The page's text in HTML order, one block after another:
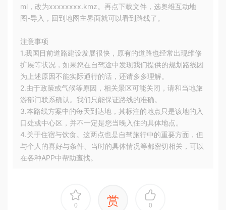
ml，改为xxxxxxxx.kmz。再点下载文件，选奥维互动地
图-导入，回到地图主界面就可以看到路线了。
注意事项
1.我国目前道路建设发展很快，原有的道路也经常出现维修
扩展等状况，如果您在自驾途中发现我们提供的规划路线因
为上述原因不能实际通行的话，还请多多理解。
2.由于政策或气候等原因，相关景区可能关闭，请和当地旅
游部门联系确认。我们只能保证路线的准确。
3.本路线方案中的每天到达地，其标注的地点只是该地的入
口处或中心区，并不一定是您当晚入住的具体地点。
4.关于住宿与饮食。这两点也是自驾旅行中的重要方面，但
与个人的喜好与条件、当时的具体情况等都密切相关，可以
在各种APP中帮助查找。
0 赏 0